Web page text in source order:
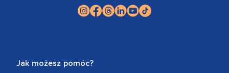
Jak możesz pomóc?